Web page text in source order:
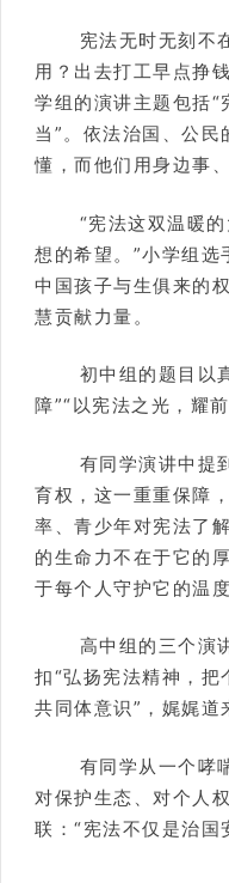
宪法无时无刻不
用？出去打工早点挣
学组的演讲主题包括“
当”。依法治国、公
懂，而他们用身边事
“宪法这双温暖
想的希望。”小学组
中国孩子与生俱来的
慧贡献力量。
初中组的题目以
障”“以宪法之光，耀
有同学演讲中提
育权，这一重重保障
率、青少年对宪法了
的生命力不在于它的
于每个人守护它的温
高中组的三个演
扣“弘扬宪法精神，把
共同体意识”，娓娓道
有同学从一个哮
对保护生态、对个人
联：“宪法不仅是治